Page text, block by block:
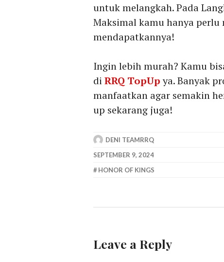
untuk melangkah. Pada
Maksimal kamu hanya perlu
mendapatkannya!
Ingin lebih murah? Kamu
di RRQ TopUpya. Banyak
manfaatkan agar semakin
up sekarang juga!
DENI TEAMRRQ
SEPTEMBER 9, 2024
HONOR OF KINGS
Leave a Reply